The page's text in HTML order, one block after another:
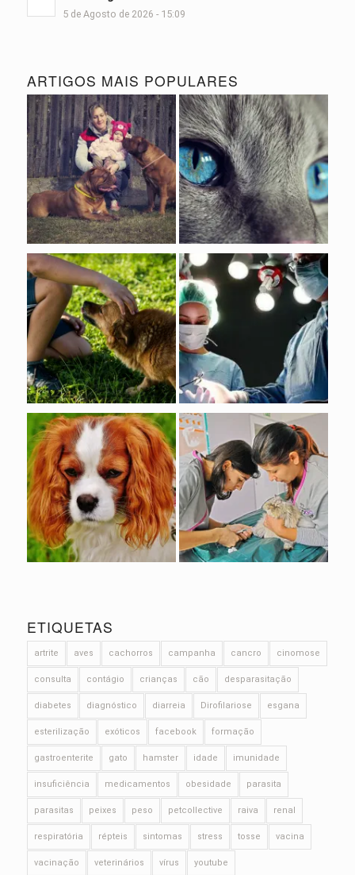
5 de Agosto de 2026 - 15:09
ARTIGOS MAIS POPULARES
ETIQUETAS
artrite aves cachorros campanha cancro cinomose
consulta contágio crianças cão desparasitação
diabetes diagnóstico diarreia Dirofilariose esgana
esterilização exóticos facebook formação
gastroenterite gato hamster idade imunidade
insuficiência medicamentos obesidade parasita
parasitas peixes peso petcollective raiva renal
respiratória répteis sintomas stress tosse vacina
vacinação veterinários vírus youtube